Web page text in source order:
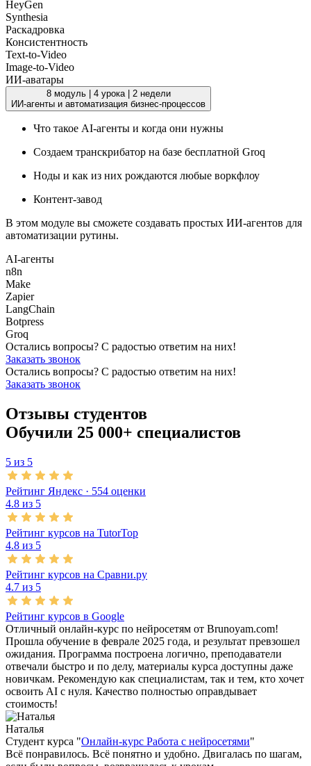
HeyGen
Synthesia
Раскадровка
Консистентность
Text-to-Video
Image-to-Video
ИИ-аватары
8 модуль 4 урока
2 недели
ИИ-агенты и автоматизация бизнес-процессов
Что такое AI-агенты и когда они нужны
Создаем транскрибатор на базе бесплатной Groq
Ноды и как из них рождаются любые воркфлоу
Контент-завод
В этом модуле вы сможете создавать простых ИИ-агентов для
автоматизации рутины.
AI-агенты
n8n
Make
Zapier
LangChain
Botpress
Groq
Остались вопросы? С радостью ответим на них!
Заказать звонок
Остались вопросы? С радостью ответим на них!
Заказать звонок
Отзывы студентов
Обучили 25 000+ специалистов
5 из 5
Рейтинг Яндекс · 554 оценки
4.8 из 5
Рейтинг курсов на TutorTop
4.8 из 5
Рейтинг курсов на Сравни.ру
4.7 из 5
Рейтинг курсов в Google
Отличный онлайн-курс по нейросетям от Brunoyam.com!
Прошла обучение в феврале 2025 года, и результат превзошел
ожидания. Программа построена логично, преподаватели
отвечали быстро и по делу, материалы курса доступны даже
новичкам. Рекомендую как специалистам, так и тем, кто хочет
освоить AI с нуля. Качество полностью оправдывает
стоимость!
Наталья
Студент курса "Онлайн-курс Работа с нейросетями"
Всё понравилось. Всё понятно и удобно. Двигалась по шагам,